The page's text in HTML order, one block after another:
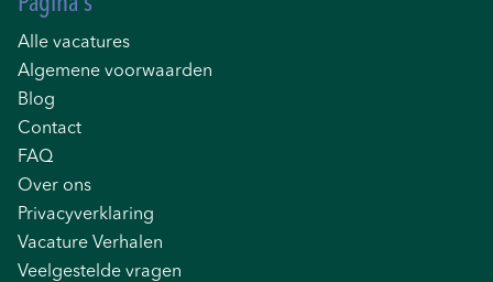
Alle vacatures
Algemene voorwaarden
Blog
Contact
FAQ
Over ons
Privacyverklaring
Vacature Verhalen
Veelgestelde vragen